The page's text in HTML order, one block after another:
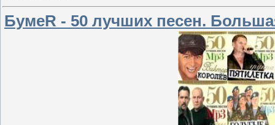
БумеR - 50 лучших песен.